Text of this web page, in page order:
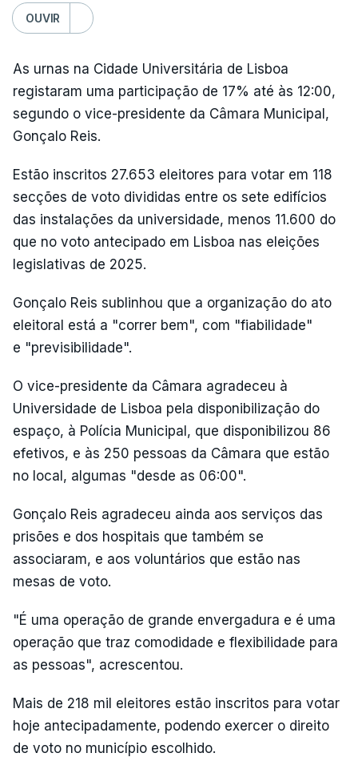
OUVIR
As urnas na Cidade Universitária de Lisboa
registaram uma participação de 17% até às 12:00,
segundo o vice-presidente da Câmara Municipal,
Gonçalo Reis.
Estão inscritos 27.653 eleitores para votar em 118
secções de voto divididas entre os sete edifícios
das instalações da universidade, menos 11.600 do
que no voto antecipado em Lisboa nas eleições
legislativas de 2025.
Gonçalo Reis sublinhou que a organização do ato
eleitoral está a "correr bem", com "fiabilidade"
e "previsibilidade".
O vice-presidente da Câmara agradeceu à
Universidade de Lisboa pela disponibilização do
espaço, à Polícia Municipal, que disponibilizou 86
efetivos, e às 250 pessoas da Câmara que estão
no local, algumas "desde as 06:00".
Gonçalo Reis agradeceu ainda aos serviços das
prisões e dos hospitais que também se
associaram, e aos voluntários que estão nas
mesas de voto.
"É uma operação de grande envergadura e é uma
operação que traz comodidade e flexibilidade para
as pessoas", acrescentou.
Mais de 218 mil eleitores estão inscritos para votar
hoje antecipadamente, podendo exercer o direito
de voto no município escolhido.